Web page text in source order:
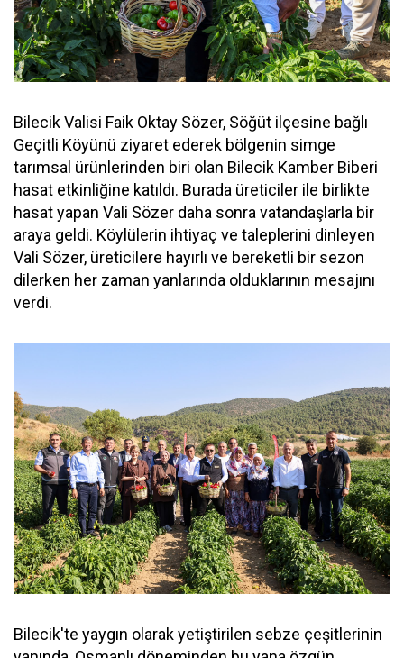
Bilecik Valisi Faik Oktay Sözer, Söğüt ilçesine bağlı
Geçitli Köyünü ziyaret ederek bölgenin simge
tarımsal ürünlerinden biri olan Bilecik Kamber Biberi
hasat etkinliğine katıldı. Burada üreticiler ile birlikte
hasat yapan Vali Sözer daha sonra vatandaşlarla bir
araya geldi. Köylülerin ihtiyaç ve taleplerini dinleyen
Vali Sözer, üreticilere hayırlı ve bereketli bir sezon
dilerken her zaman yanlarında olduklarının mesajını
verdi.
Bilecik'te yaygın olarak yetiştirilen sebze çeşitlerinin